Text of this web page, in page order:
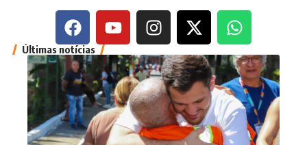
Últimas notícias